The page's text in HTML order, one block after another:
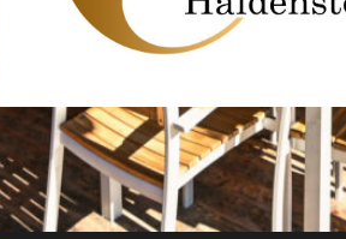
TC
Haldenstein